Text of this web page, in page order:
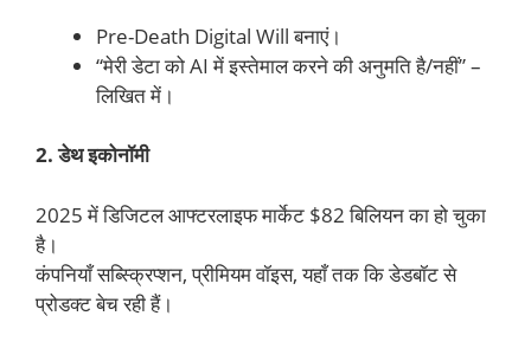
Pre-Death Digital Will बनाएं।
“मेरी डेटा को AI में इस्तेमाल करने की अनुमति है/नहीं” –
लिखित में।
2. डेथ इकोनॉमी
2025 में डिजिटल आफ्टरलाइफ मार्केट $82 बिलियन का हो चुका
है।
कंपनियाँ सब्स्क्रिप्शन, प्रीमियम वॉइस, यहाँ तक कि डेडबॉट से
प्रोडक्ट बेच रही हैं।